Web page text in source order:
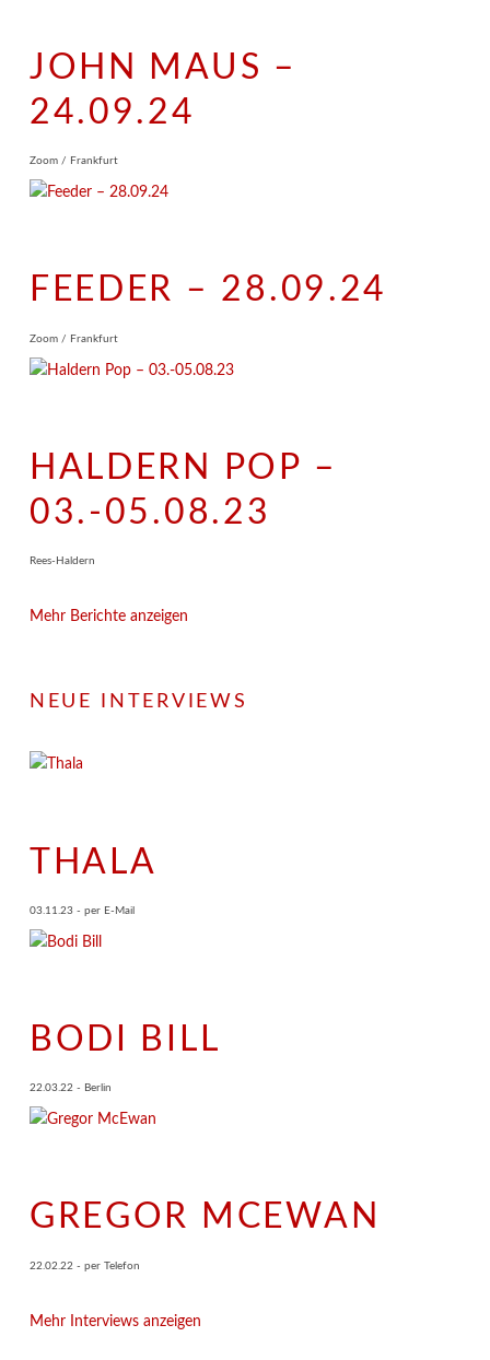
JOHN MAUS –
24.09.24
Zoom / Frankfurt
FEEDER – 28.09.24
Zoom / Frankfurt
HALDERN POP –
03.-05.08.23
Rees-Haldern
Mehr Berichte anzeigen
NEUE INTERVIEWS
THALA
03.11.23 - per E-Mail
BODI BILL
22.03.22 - Berlin
GREGOR MCEWAN
22.02.22 - per Telefon
Mehr Interviews anzeigen